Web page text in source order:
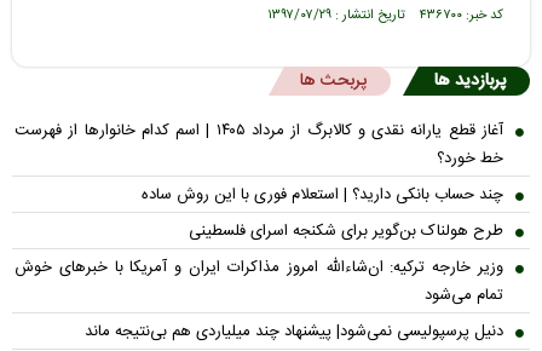
کد خبر: ۴۳۶۷۰۰ تاریخ انتشار : ۱۳۹۷/۰۷/۲۹
پربازدید ها پربحث ها
آغاز قطع یارانه نقدی و کالابرگ از مرداد ۱۴۰۵ | اسم کدام خانوار‌ها از فهرست
خط خورد؟
چند حساب بانکی دارید؟ | استعلام فوری با این روش ساده
طرح هولناک بن‌گویر برای شکنجه اسرای فلسطینی
وزیر خارجه ترکیه: ان‌شاءالله امروز مذاکرات ایران و آمریکا با خبرهای خوش
تمام می‌شود
دنیل پرسپولیسی نمی‌شود| پیشنهاد چند میلیاردی هم بی‌نتیجه ماند